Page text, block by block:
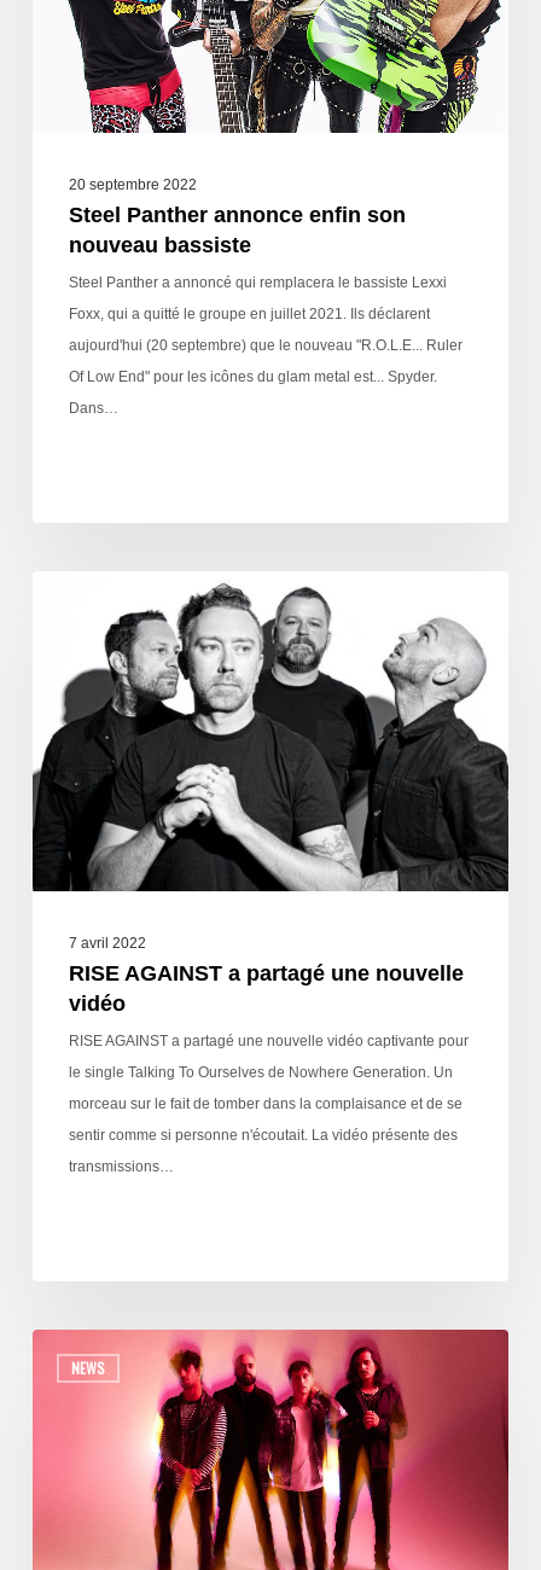
20 septembre 2022
Steel Panther annonce enfin son
nouveau bassiste
Steel Panther a annoncé qui remplacera le bassiste Lexxi
Foxx, qui a quitté le groupe en juillet 2021. Ils déclarent
aujourd'hui (20 septembre) que le nouveau "R.O.L.E... Ruler
Of Low End" pour les icônes du glam metal est... Spyder.
Dans…
7 avril 2022
RISE AGAINST a partagé une nouvelle
vidéo
RISE AGAINST a partagé une nouvelle vidéo captivante pour
le single Talking To Ourselves de Nowhere Generation. Un
morceau sur le fait de tomber dans la complaisance et de se
sentir comme si personne n'écoutait. La vidéo présente des
transmissions…
NEWS